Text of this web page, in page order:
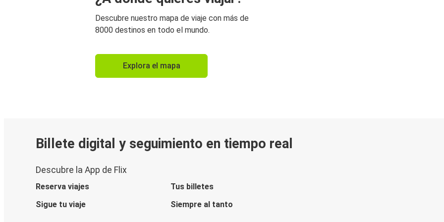
Descubre nuestro mapa de viaje con más de
8000 destinos en todo el mundo.
Explora el mapa
Billete digital y seguimiento en tiempo real
Descubre la App de Flix
Reserva viajes
Tus billetes
Sigue tu viaje
Siempre al tanto